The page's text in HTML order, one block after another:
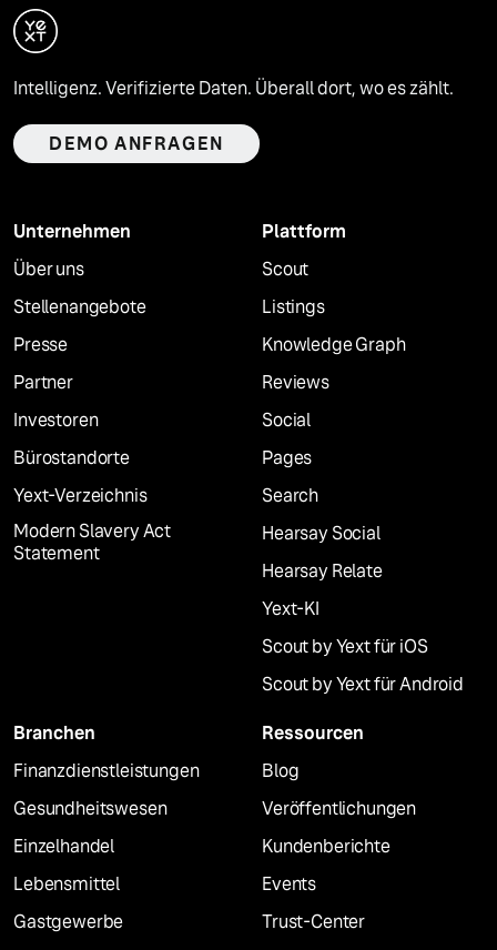
Intelligenz. Verifizierte Daten. Überall dort, wo es zählt.
DEMO ANFRAGEN
Unternehmen
Über uns
Stellenangebote
Presse
Partner
Investoren
Bürostandorte
Yext-Verzeichnis
Modern Slavery Act
Statement
Plattform
Scout
Listings
Knowledge Graph
Reviews
Social
Pages
Search
Hearsay Social
Hearsay Relate
Yext-KI
Scout by Yext für iOS
Scout by Yext für Android
Branchen
Finanzdienstleistungen
Gesundheitswesen
Einzelhandel
Lebensmittel
Gastgewerbe
Ressourcen
Blog
Veröffentlichungen
Kundenberichte
Events
Trust-Center